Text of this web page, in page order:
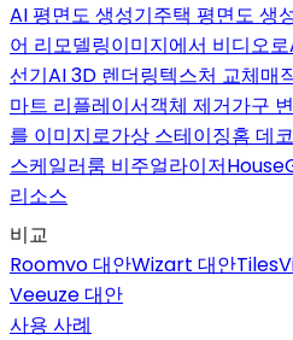
AI 평면도 생성기주택 평면도 생
어 리모델링이미지에서 비디오로
선기AI 3D 렌더링텍스처 교체매
마트 리플레이서객체 제거가구
를 이미지로가상 스테이징홈 데
스케일러룸 비주얼라이저
리소스
비교
Roomvo 대안Wizart 대안
Veeuze 대안
사용 사례